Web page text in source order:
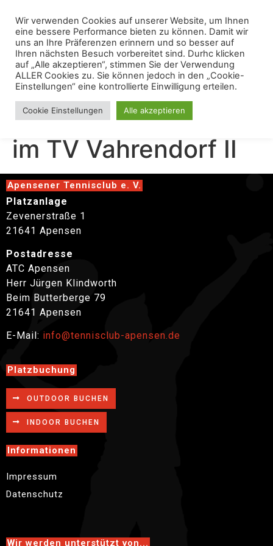
Herren40 Gegen TC
im TV Vahrendorf II
Apensener Tennisclub e. V.
Platzanlage
Zevenerstraße 1
21641 Apensen
Postadresse
ATC Apensen
Herr Jürgen Klindworth
Beim Butterberge 79
21641 Apensen
E-Mail: info@tennisclub-apensen.de
Platzbuchung
OUTDOOR BUCHEN
INDOOR BUCHEN
Informationen
Impressum
Datenschutz
Wir werden unterstützt von...
Wir verwenden Cookies auf unserer Website, um Ihnen
eine bessere Performance bieten zu können. Damit wir
uns an Ihre Präferenzen erinnern und so besser auf
Ihren nächsten Besuch vorbereitet sind. Durhc klicken
auf „Alle akzeptieren“, stimmen Sie der Verwendung
ALLER Cookies zu. Sie können jedoch in den „Cookie-
Einstellungen“ eine kontrollierte Einwilligung erteilen.
Cookie Einstellungen Alle akzeptieren